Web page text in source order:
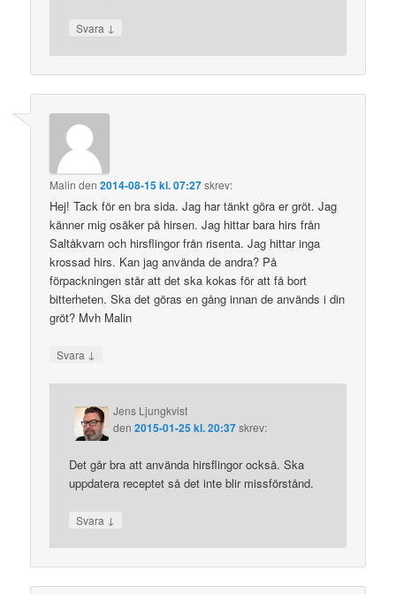
Svara ↓
Malin den2014-08-15 kl. 07:27skrev:
Hej! Tack för en bra sida. Jag har tänkt göra er gröt. Jag
känner mig osäker på hirsen. Jag hittar bara hirs från
Saltåkvarn och hirsflingor från risenta. Jag hittar inga
krossad hirs. Kan jag använda de andra? På
förpackningen står att det ska kokas för att få bort
bitterheten. Ska det göras en gång innan de används i din
gröt? Mvh Malin
Svara ↓
Jens Ljungkvist
den2015-01-25 kl. 20:37skrev:
Det går bra att använda hirsflingor också. Ska
uppdatera receptet så det inte blir missförstånd.
Svara ↓